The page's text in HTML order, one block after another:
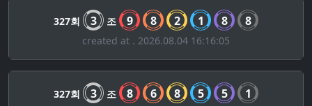
327회 3 조 9 8 2 1 8 8
created at . 2026.08.04 16:16:05
327회 3 조 8 6 8 5 5 1